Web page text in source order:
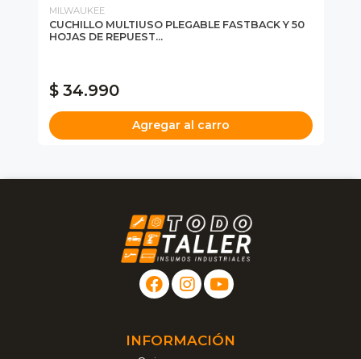
MILWAUKEE
CUCHILLO MULTIUSO PLEGABLE FASTBACK Y 50
HOJAS DE REPUEST...
$ 34.990
Agregar al carro
INFORMACIÓN